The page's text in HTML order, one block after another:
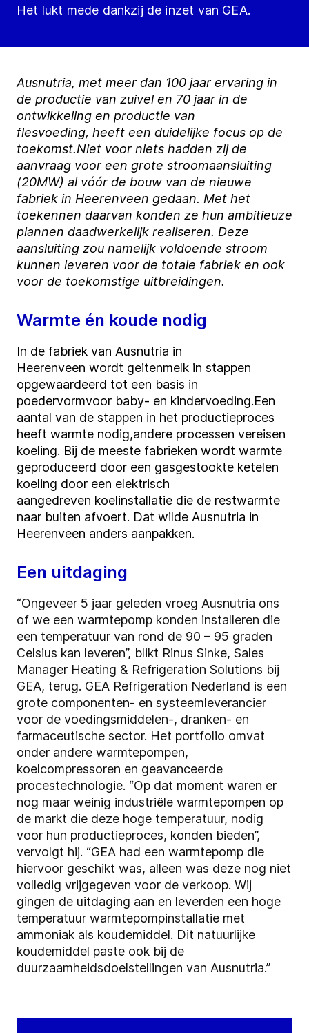
Het lukt mede dankzij de inzet van GEA.
Ausnutria, met meer dan 100 jaar ervaring in
de productie van zuivel en 70 jaar in de
ontwikkeling en productie van
flesvoeding, heeft een duidelijke focus op de
toekomst.Niet voor niets hadden zij de
aanvraag voor een grote stroomaansluiting
(20MW) al vóór de bouw van de nieuwe
fabriek in Heerenveen gedaan. Met het
toekennen daarvan konden ze hun ambitieuze
plannen daadwerkelijk realiseren. Deze
aansluiting zou namelijk voldoende stroom
kunnen leveren voor de totale fabriek en ook
voor de toekomstige uitbreidingen.
Warmte én koude nodig
In de fabriek van Ausnutria in
Heerenveen wordt geitenmelk in stappen
opgewaardeerd tot een basis in
poedervormvoor baby- en kindervoeding.Een
aantal van de stappen in het productieproces
heeft warmte nodig,andere processen vereisen
koeling. Bij de meeste fabrieken wordt warmte
geproduceerd door een gasgestookte ketelen
koeling door een elektrisch
aangedreven koelinstallatie die de restwarmte
naar buiten afvoert. Dat wilde Ausnutria in
Heerenveen anders aanpakken.
Een uitdaging
“Ongeveer 5 jaar geleden vroeg Ausnutria ons
of we een warmtepomp konden installeren die
een temperatuur van rond de 90 – 95 graden
Celsius kan leveren”, blikt Rinus Sinke, Sales
Manager Heating & Refrigeration Solutions bij
GEA, terug. GEA Refrigeration Nederland is een
grote componenten- en systeemleverancier
voor de voedingsmiddelen-, dranken- en
farmaceutische sector. Het portfolio omvat
onder andere warmtepompen,
koelcompressoren en geavanceerde
procestechnologie. “Op dat moment waren er
nog maar weinig industriële warmtepompen op
de markt die deze hoge temperatuur, nodig
voor hun productieproces, konden bieden”,
vervolgt hij. “GEA had een warmtepomp die
hiervoor geschikt was, alleen was deze nog niet
volledig vrijgegeven voor de verkoop. Wij
gingen de uitdaging aan en leverden een hoge
temperatuur warmtepompinstallatie met
ammoniak als koudemiddel. Dit natuurlijke
koudemiddel paste ook bij de
duurzaamheidsdoelstellingen van Ausnutria.”